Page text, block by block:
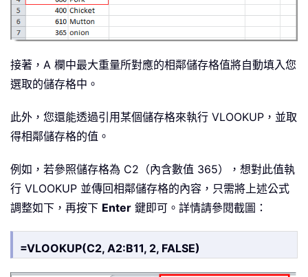
接著，A 欄中最大重量所對應的相鄰儲存格值將自動填入您
選取的儲存格中。
此外，您還能透過引用某個儲存格來執行 VLOOKUP，並取
得相鄰儲存格的值。
例如，若參照儲存格為 C2（內含數值 365），想對此值執
行 VLOOKUP 並傳回相鄰儲存格的內容，只需將上述公式
調整如下，再按下 Enter 鍵即可。詳情請參閱截圖：
=VLOOKUP(C2, A2:B11, 2, FALSE)